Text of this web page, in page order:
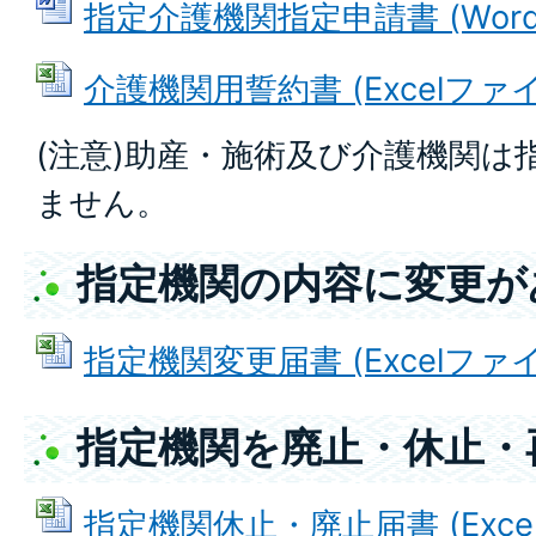
指定介護機関指定申請書
介護機関用誓約書 (Excelファ
(注意)助産・施術及び介護機関は
ません。
指定機関の内容に変更
指定機関変更届書 (Excelファ
指定機関を廃止・休止
指定機関休止・廃止届書